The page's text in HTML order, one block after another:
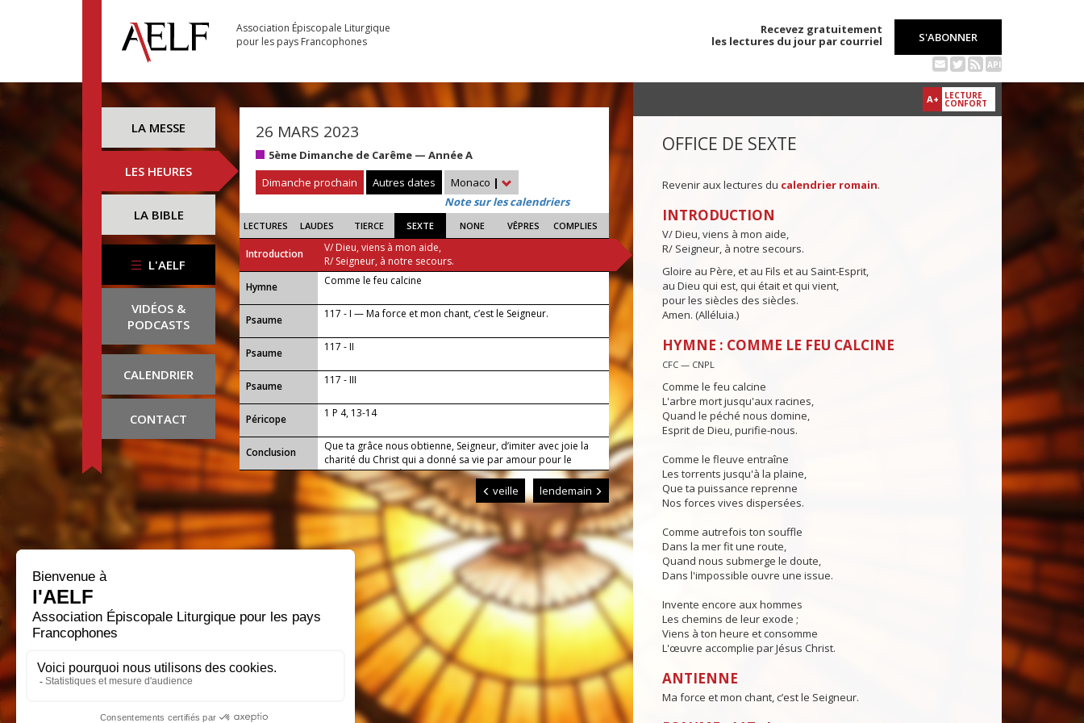
Association Épiscopale Liturgique
pour les pays Francophones
Recevez gratuitement
les lectures du jour par courriel
S'ABONNER
API
LA MESSE
LES HEURES
LA BIBLE
L'AELF
VIDÉOS &
PODCASTS
CALENDRIER
CONTACT
26 MARS 2023
5ème Dimanche de Carême — Année A
Dimanche prochain
Autres dates Monaco |
Note sur les calendriers
LECTURES LAUDES TIERCE SEXTE NONE VÊPRES COMPLIES
Introduction
V/ Dieu, viens à mon aide,
R/ Seigneur, à notre secours.
...
Hymne Comme le feu calcine
Psaume 117 - I — Ma force et mon chant, c’est le Seigneur.
Psaume 117 - II
Psaume 117 - III
Péricope 1 P 4, 13-14
Conclusion
Que ta grâce nous obtienne, Seigneur, d’imiter avec joie la
charité du Christ qui a donné sa vie par amour pour le
monde. Lui qui règne.
veille lendemain
A+ LECTURE
CONFORT
OFFICE DE SEXTE
Revenir aux lectures du calendrier romain.
INTRODUCTION
V/ Dieu, viens à mon aide,
R/ Seigneur, à notre secours.
Gloire au Père, et au Fils et au Saint-Esprit,
au Dieu qui est, qui était et qui vient,
pour les siècles des siècles.
Amen. (Alléluia.)
HYMNE : COMME LE FEU CALCINE
CFC — CNPL
Comme le feu calcine
L'arbre mort jusqu'aux racines,
Quand le péché nous domine,
Esprit de Dieu, purifie-nous.
Comme le fleuve entraîne
Les torrents jusqu'à la plaine,
Que ta puissance reprenne
Nos forces vives dispersées.
Comme autrefois ton souffle
Dans la mer fit une route,
Quand nous submerge le doute,
Dans l'impossible ouvre une issue.
Invente encore aux hommes
Les chemins de leur exode ;
Viens à ton heure et consomme
L'œuvre accomplie par Jésus Christ.
ANTIENNE
Ma force et mon chant, c’est le Seigneur.